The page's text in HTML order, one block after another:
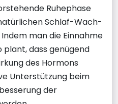
Ruhephase
Schlaf-Wach-
man die Einnahme
plant, dass genügend
des Hormons
Unterstützung beim
der